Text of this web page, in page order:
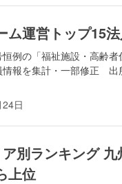
ム運営トップ15
例の「福祉施設・高齢
情報を集計・一部修正
日
別ランキング
上位